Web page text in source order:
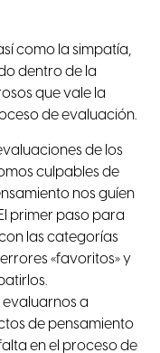
como la simpatía,
dentro de la
que vale la
de evaluación.
de los
culpables de
nos guíen
primer paso para
las categorías
«favoritos» y
a
de pensamiento
en el proceso de